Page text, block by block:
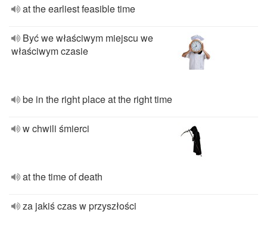
at the earliest feasible time
Być we właściwym miejscu we
właściwym czasie
be in the right place at the right time
w chwili śmierci
at the time of death
za jakiś czas w przyszłości